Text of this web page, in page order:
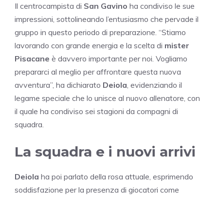
Il centrocampista di San Gavino ha condiviso le sue
impressioni, sottolineando l’entusiasmo che pervade il
gruppo in questo periodo di preparazione. “Stiamo
lavorando con grande energia e la scelta di mister
Pisacane è davvero importante per noi. Vogliamo
prepararci al meglio per affrontare questa nuova
avventura”, ha dichiarato Deiola , evidenziando il
legame speciale che lo unisce al nuovo allenatore, con
il quale ha condiviso sei stagioni da compagni di
squadra.
La squadra e i nuovi arrivi
Deiola ha poi parlato della rosa attuale, esprimendo
soddisfazione per la presenza di giocatori come